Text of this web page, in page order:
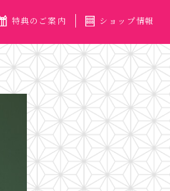
特典のご案内 ショップ情報